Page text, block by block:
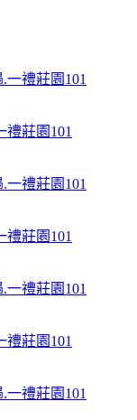
禮莊園101
禮莊園101
禮莊園101